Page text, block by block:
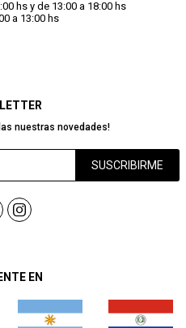
EN
nuestras novedades!
SUSCRIBIRME

hs y de 13:00 a 18:00 hs
a 13:00 hs